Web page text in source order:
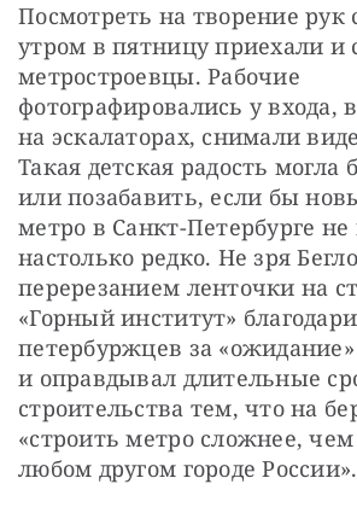
Посмотреть на творение рук
утром в пятницу приехали и
метростроевцы. Рабочие
фотографировались у входа,
на эскалаторах, снимали
Такая детская радость могла
или позабавить, если бы
метро в Санкт-Петербурге
настолько редко. Не зря
перерезанием ленточки на
«Горный институт»
петербуржцев за
и оправдывал длительные
строительства тем, что на
«строить метро сложнее,
любом другом городе России».